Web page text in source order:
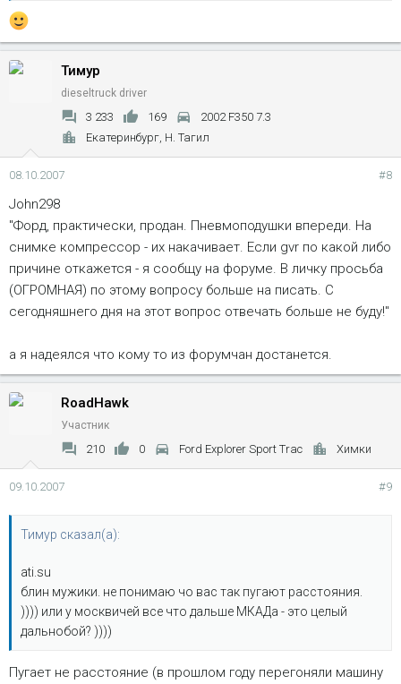
не обобщай - не всех пугают
Тимур
dieseltruck driver
3 233 169
2002 F350 7.3
Екатеринбург, Н. Тагил
08.10.2007 #8
John298
"Форд, практически, продан. Пневмоподушки впереди. На
снимке компрессор - их накачивает. Если gvr по какой либо
причине откажется - я сообщу на форуме. В личку просьба
(ОГРОМНАЯ) по этому вопросу больше на писать. С
сегодняшнего дня на этот вопрос отвечать больше не буду!"
а я надеялся что кому то из форумчан достанется.
RoadHawk
Участник
210 0 Ford Explorer Sport Trac Химки
09.10.2007 #9
Тимур сказал(а):
ati.su
блин мужики. не понимаю чо вас так пугают расстояния.
)))) или у москвичей все что дальше МКАДа - это целый
дальнобой? ))))
Пугает не расстояние (в прошлом году перегоняли машину